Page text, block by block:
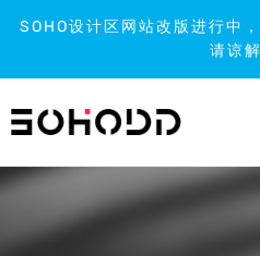
SOHO设计区网站改版进行中
请谅解
到
容